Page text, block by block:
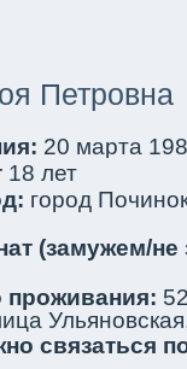
Петровна
20 марта
18 лет
город
(замужем/
проживания:
связаться